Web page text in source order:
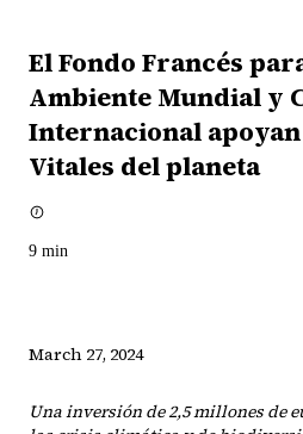
El Fondo Francés
Ambiente Mundial y
Internacional apoyan
Vitales del planeta
9 min
March 27, 2024
Una inversión de 2,5 millones de